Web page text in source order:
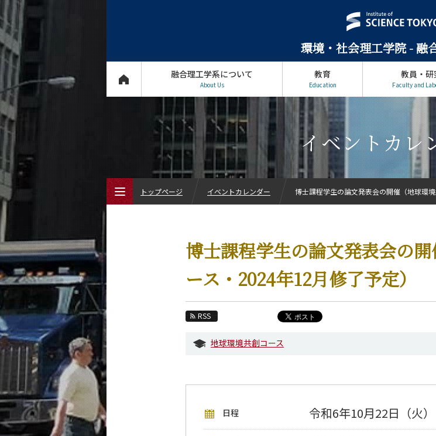
環境・社会理工学院 - 融
融合理工学系について
About Us
教育
Education
教員・研
Faculty and
イベントカレ
博士課程学生の論文発表会の
ース・2024年12月修了予定）
RSS
地球環境共創コース
日程 令和6年10月22日（火）
トップページ イベントカレンダー 博士課程学生の論文発表会の開催（地球環
融合理工学系について
イベントカレンダー